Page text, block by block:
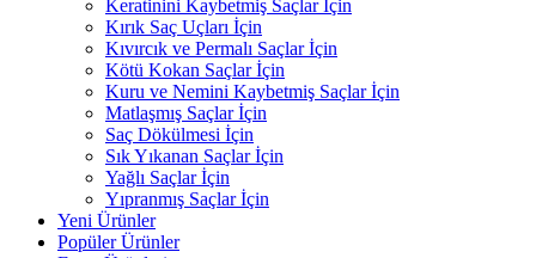
Keratinini Kaybetmiş Saçlar İçin
Kırık Saç Uçları İçin
Kıvırcık ve Permalı Saçlar İçin
Kötü Kokan Saçlar İçin
Kuru ve Nemini Kaybetmiş Saçlar İçin
Matlaşmış Saçlar İçin
Saç Dökülmesi İçin
Sık Yıkanan Saçlar İçin
Yağlı Saçlar İçin
Yıpranmış Saçlar İçin
Yeni Ürünler
Popüler Ürünler